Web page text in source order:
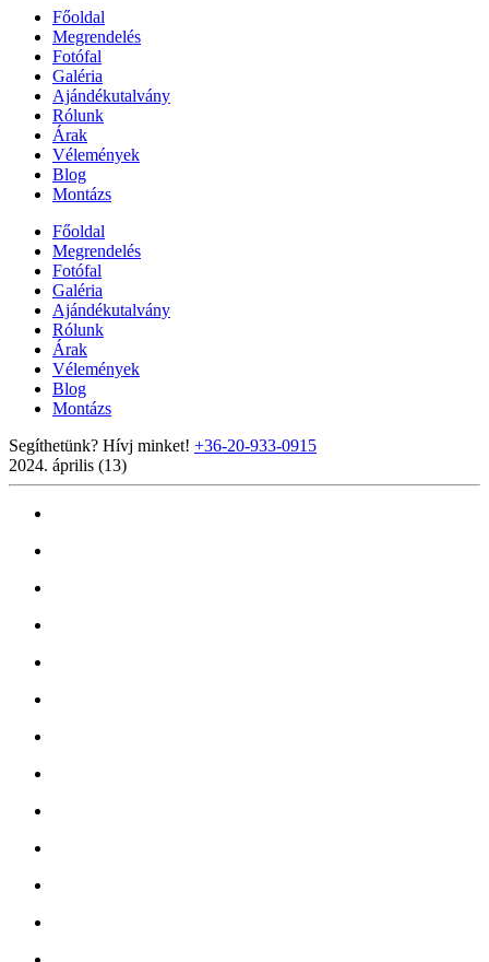
Főoldal
Megrendelés
Fotófal
Galéria
Ajándékutalvány
Rólunk
Árak
Vélemények
Blog
Montázs
Főoldal
Megrendelés
Fotófal
Galéria
Ajándékutalvány
Rólunk
Árak
Vélemények
Blog
Montázs
Segíthetünk? Hívj minket! +36-20-933-0915
2024. április (13)